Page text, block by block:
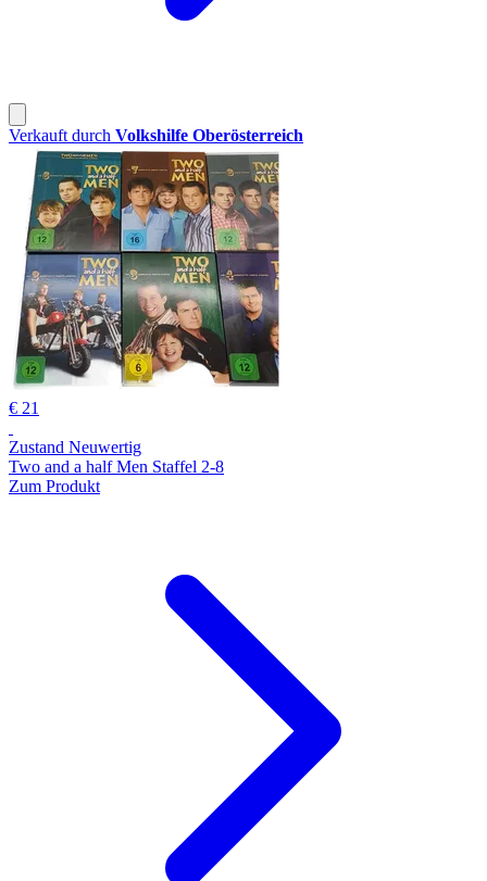
Verkauft durch Volkshilfe Oberösterreich
€ 21
Zustand Neuwertig
Two and a half Men Staffel 2-8
Zum Produkt